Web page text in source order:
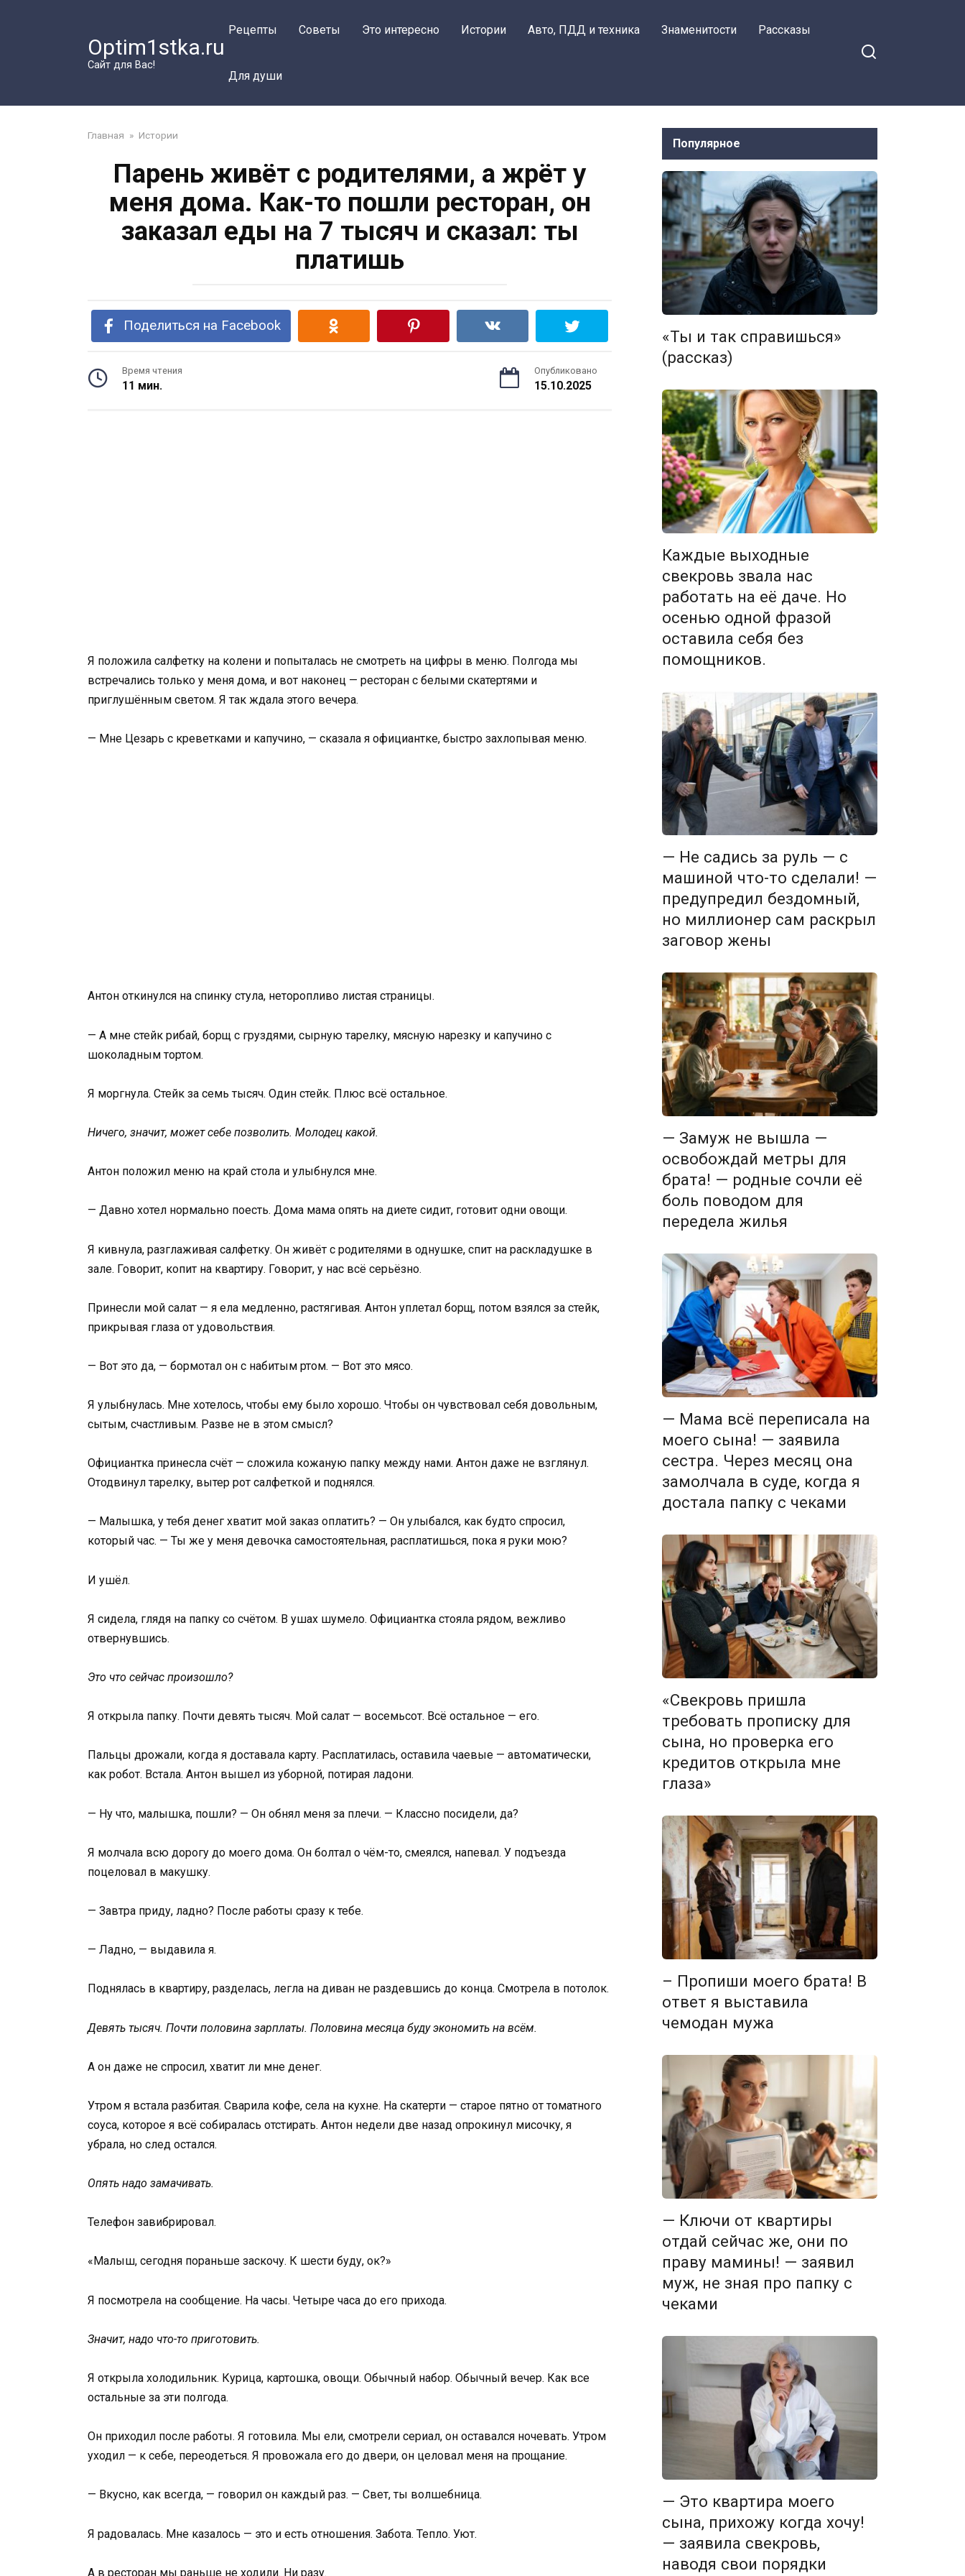
Optim1stka.ru
Сайт для Вас!
Рецепты Советы Это интересно Истории Авто, ПДД и техника Знаменитости Рассказы
Для души
Главная » Истории
Парень живёт с родителями, а жрёт у
меня дома. Как-то пошли ресторан, он
заказал еды на 7 тысяч и сказал: ты
платишь
Поделиться на Facebook
Время чтения
11 мин.
Опубликовано
15.10.2025
Я положила салфетку на колени и попыталась не смотреть на цифры в меню. Полгода мы
встречались только у меня дома, и вот наконец — ресторан с белыми скатертями и
приглушённым светом. Я так ждала этого вечера.
— Мне Цезарь с креветками и капучино, — сказала я официантке, быстро захлопывая меню.
Антон откинулся на спинку стула, неторопливо листая страницы.
— А мне стейк рибай, борщ с груздями, сырную тарелку, мясную нарезку и капучино с
шоколадным тортом.
Я моргнула. Стейк за семь тысяч. Один стейк. Плюс всё остальное.
Ничего, значит, может себе позволить. Молодец какой.
Антон положил меню на край стола и улыбнулся мне.
— Давно хотел нормально поесть. Дома мама опять на диете сидит, готовит одни овощи.
Я кивнула, разглаживая салфетку. Он живёт с родителями в однушке, спит на раскладушке в
зале. Говорит, копит на квартиру. Говорит, у нас всё серьёзно.
Принесли мой салат — я ела медленно, растягивая. Антон уплетал борщ, потом взялся за стейк,
прикрывая глаза от удовольствия.
— Вот это да, — бормотал он с набитым ртом. — Вот это мясо.
Я улыбнулась. Мне хотелось, чтобы ему было хорошо. Чтобы он чувствовал себя довольным,
сытым, счастливым. Разве не в этом смысл?
Официантка принесла счёт — сложила кожаную папку между нами. Антон даже не взглянул.
Отодвинул тарелку, вытер рот салфеткой и поднялся.
— Малышка, у тебя денег хватит мой заказ оплатить? — Он улыбался, как будто спросил,
который час. — Ты же у меня девочка самостоятельная, расплатишься, пока я руки мою?
И ушёл.
Я сидела, глядя на папку со счётом. В ушах шумело. Официантка стояла рядом, вежливо
отвернувшись.
Это что сейчас произошло?
Я открыла папку. Почти девять тысяч. Мой салат — восемьсот. Всё остальное — его.
Пальцы дрожали, когда я доставала карту. Расплатилась, оставила чаевые — автоматически,
как робот. Встала. Антон вышел из уборной, потирая ладони.
— Ну что, малышка, пошли? — Он обнял меня за плечи. — Классно посидели, да?
Я молчала всю дорогу до моего дома. Он болтал о чём-то, смеялся, напевал. У подъезда
поцеловал в макушку.
— Завтра приду, ладно? После работы сразу к тебе.
— Ладно, — выдавила я.
Поднялась в квартиру, разделась, легла на диван не раздевшись до конца. Смотрела в потолок.
Девять тысяч. Почти половина зарплаты. Половина месяца буду экономить на всём.
А он даже не спросил, хватит ли мне денег.
Утром я встала разбитая. Сварила кофе, села на кухне. На скатерти — старое пятно от томатного
соуса, которое я всё собиралась отстирать. Антон недели две назад опрокинул мисочку, я
убрала, но след остался.
Опять надо замачивать.
Телефон завибрировал.
«Малыш, сегодня пораньше заскочу. К шести буду, ок?»
Я посмотрела на сообщение. На часы. Четыре часа до его прихода.
Значит, надо что-то приготовить.
Я открыла холодильник. Курица, картошка, овощи. Обычный набор. Обычный вечер. Как все
остальные за эти полгода.
Он приходил после работы. Я готовила. Мы ели, смотрели сериал, он оставался ночевать. Утром
уходил — к себе, переодеться. Я провожала его до двери, он целовал меня на прощание.
— Вкусно, как всегда, — говорил он каждый раз. — Свет, ты волшебница.
Я радовалась. Мне казалось — это и есть отношения. Забота. Тепло. Уют.
А в ресторан мы раньше не ходили. Ни разу.
Популярное
«Ты и так справишься»
(рассказ)
Каждые выходные
свекровь звала нас
работать на её даче. Но
осенью одной фразой
оставила себя без
помощников.
— Не садись за руль — с
машиной что-то сделали! —
предупредил бездомный,
но миллионер сам раскрыл
заговор жены
— Замуж не вышла —
освобождай метры для
брата! — родные сочли её
боль поводом для
передела жилья
— Мама всё переписала на
моего сына! — заявила
сестра. Через месяц она
замолчала в суде, когда я
достала папку с чеками
«Свекровь пришла
требовать прописку для
сына, но проверка его
кредитов открыла мне
глаза»
– Пропиши моего брата! В
ответ я выставила
чемодан мужа
— Ключи от квартиры
отдай сейчас же, они по
праву мамины! — заявил
муж, не зная про папку с
чеками
— Это квартира моего
сына, прихожу когда хочу!
— заявила свекровь,
наводя свои порядки
цветы и подарки, и были
крайне недовольны